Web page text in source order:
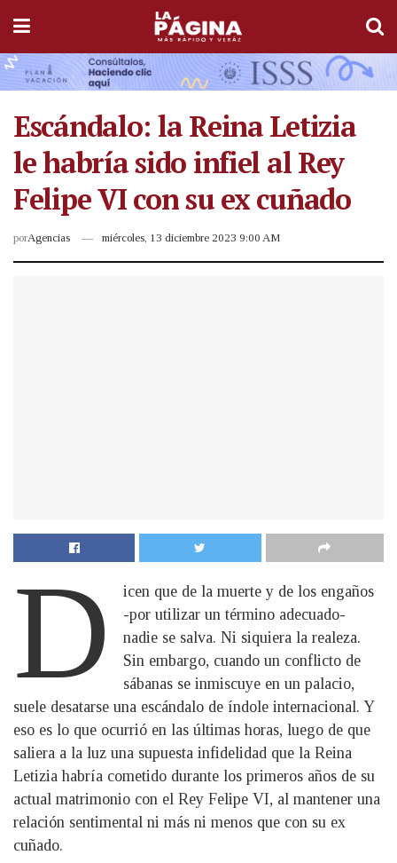
Escándalo: la Reina Letizia
le habría sido infiel al Rey
Felipe VI con su ex cuñado
porAgencias miércoles, 13 diciembre 2023 9:00 AM
D
icen que de la muerte y de los engaños
-por utilizar un término adecuado-
nadie se salva. Ni siquiera la realeza.
Sin embargo, cuando un conflicto de
sábanas se inmiscuye en un palacio,
suele desatarse una escándalo de índole internacional. Y
eso es lo que ocurrió en las últimas horas, luego de que
saliera a la luz una supuesta infidelidad que la Reina
Letizia habría cometido durante los primeros años de su
actual matrimonio con el Rey Felipe VI, al mantener una
relación sentimental ni más ni menos que con su ex
cuñado.